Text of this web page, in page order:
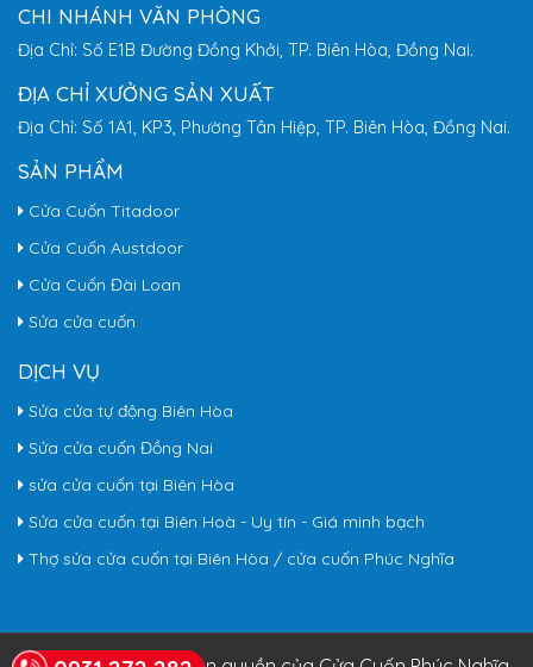
CHI NHÁNH VĂN PHÒNG
Địa Chỉ: Số E1B Đường Đồng Khởi, TP. Biên Hòa, Đồng Nai.
ĐỊA CHỈ XƯỞNG SẢN XUẤT
Địa Chỉ: Số 1A1, KP3, Phường Tân Hiệp, TP. Biên Hòa, Đồng Nai.
SẢN PHẨM
Cửa Cuốn Titadoor
Cửa Cuốn Austdoor
Cửa Cuốn Đài Loan
Sửa cửa cuốn
DỊCH VỤ
Sửa cửa tự động Biên Hòa
Sửa cửa cuốn Đồng Nai
sửa cửa cuốn tại Biên Hòa
Sửa cửa cuốn tại Biên Hoà - Uy tín - Giá minh bạch
Thợ sửa cửa cuốn tại Biên Hòa / cửa cuốn Phúc Nghĩa